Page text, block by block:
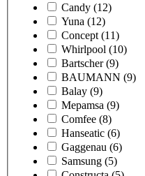
Candy (12)
Yuna (12)
Concept (11)
Whirlpool (10)
Bartscher (9)
BAUMANN (9)
Balay (9)
Mepamsa (9)
Comfee (8)
Hanseatic (6)
Gaggenau (6)
Samsung (5)